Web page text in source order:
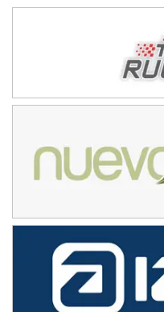
Avellaneda (Santa Fe)
José Samuel Sánchez (Tierra)
TUCUMANO - F5
COBERTURA ESPECIAL DE
08/09-AGO
Ramiro Tot (Asfalto)
KDO - F6
Ciudad de Trenque Lauquen
Trenque Lauquen (Buenos Aires)